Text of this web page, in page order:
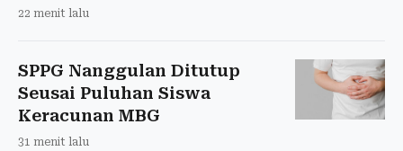
22 menit lalu
SPPG Nanggulan Ditutup
Seusai Puluhan Siswa
Keracunan MBG
31 menit lalu